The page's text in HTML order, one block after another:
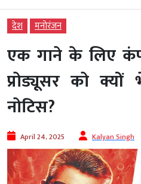
देश मनोरंजन
एक गाने के लिए
प्रोड्यूसर को
नोटिस?
April 24, 2025 Kalyan Singh